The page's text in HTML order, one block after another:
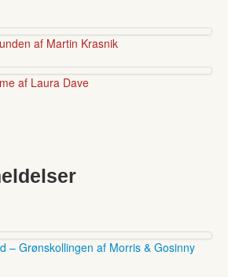
af Martin Krasnik
af Laura Dave
– Grønskollingen af Morris & Gosinny